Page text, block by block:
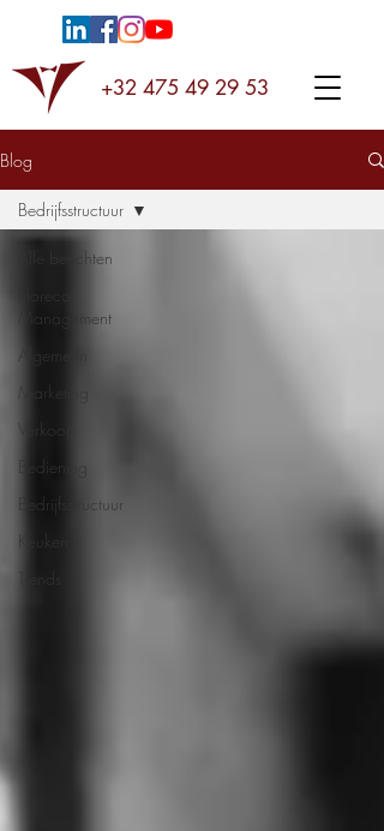
+32 475 49 29 53
Blog
Alle berichten
Management
Algemeen
Marketing
Bediening
Bedrijfsstructuur
Keuken
Trends
Bedrijfsstructuur